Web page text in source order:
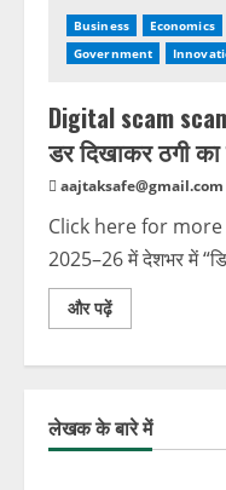
Business Economics
Government
Digital scam
डर दिखाकर ठगी
aajtaksafe@gmail.com
Click here for more
2025–26 में देशभर में
और पढ़ें
लेखक के बारे में